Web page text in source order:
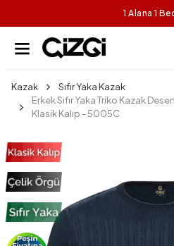
1 Alana 1
Kazak
Sıfır Yaka Kazak
Erkek Sıfır Yaka Triko Kazak
Klasik Kalıp - 5005C